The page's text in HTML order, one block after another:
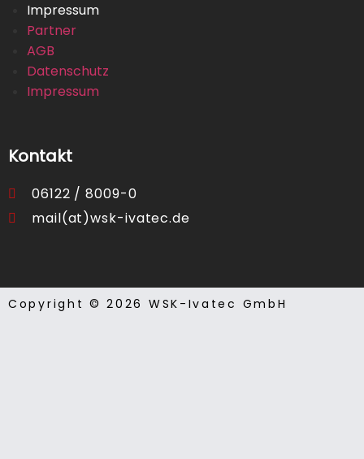
Impressum
Partner
AGB
Datenschutz
Impressum
Kontakt
06122 / 8009-0
mail(at)wsk-ivatec.de
Copyright © 2026 WSK-Ivatec GmbH